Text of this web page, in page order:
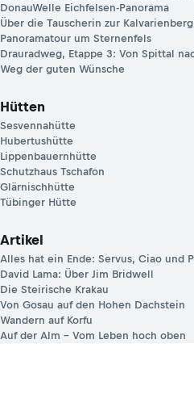
DonauWelle Eichfelsen-Panorama
Über die Tauscherin zur
Panoramatour um Sternenfels
Drauradweg, Etappe 3: Von Spittal
Weg der guten Wünsche
Hütten
Sesvennahütte
Hubertushütte
Lippenbauernhütte
Schutzhaus Tschafon
Glärnischhütte
Tübinger Hütte
Artikel
Alles hat ein Ende: Servus, Ciao und
David Lama: Über Jim Bridwell
Die Steirische Krakau
Von Gosau auf den Hohen Dachstein
Wandern auf Korfu
Auf der Alm – Vom Leben hoch oben